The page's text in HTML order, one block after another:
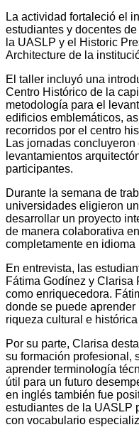
La actividad fortaleció el
estudiantes y docentes
la UASLP y el Historic
Architecture de la
El taller incluyó una
Centro Histórico de la
metodología para el
edificios emblemáticos,
recorridos por el centro
Las jornadas
levantamientos
participantes.
Durante la semana de
universidades eligieron
desarrollar un proyecto
de manera colaborativa
completamente en idioma
En entrevista, las
Fátima Godínez y Clarisa
como enriquecedora.
donde se puede
riqueza cultural e
Por su parte, Clarisa
su formación profesional,
aprender terminología
útil para un futuro
en inglés también fue
estudiantes de la UASLP
con vocabulario